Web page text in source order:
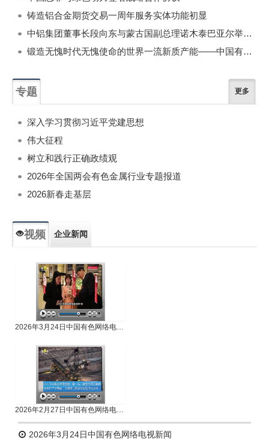
铸造铝合金期货交易一周年服务实体功能初显
中铝集团董事长段向东与蒙古国副总理诺木泰巴亚尔举行会谈
锻造无愧时代无愧使命的世界一流新质产能——中国有色金属工业的战略应对与破局之道（二）
专题 更多
深入学习贯彻习近平党建思想
伟大征程
树立和践行正确政绩观
2026年全国两会有色金属行业专题报道
2026新春走基层
视频 企业新闻
2026年3月24日中国有色网络电视新闻
2026年2月27日中国有色网络电视新闻
2026年3月24日中国有色网络电视新闻